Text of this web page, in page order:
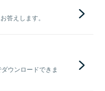
答えします。
ウンロードできま